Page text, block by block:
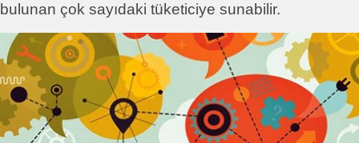
bulunan çok sayıdaki tüketiciye sunabilir.